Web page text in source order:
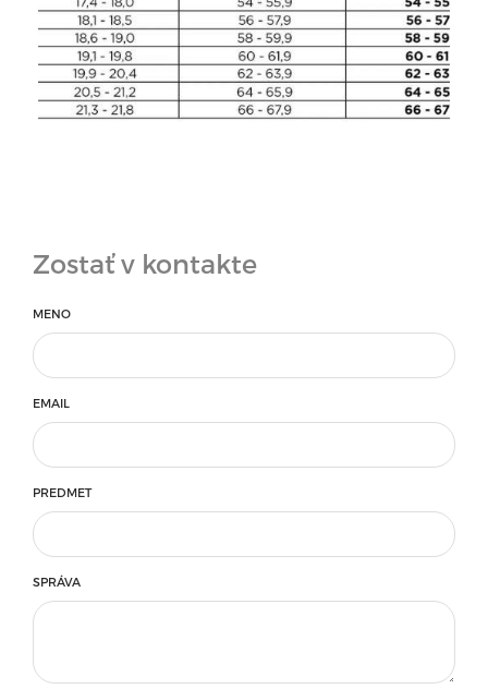
Zostať v kontakte
MENO
EMAIL
PREDMET
SPRÁVA